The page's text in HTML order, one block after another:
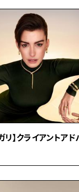
リ】クライアントア